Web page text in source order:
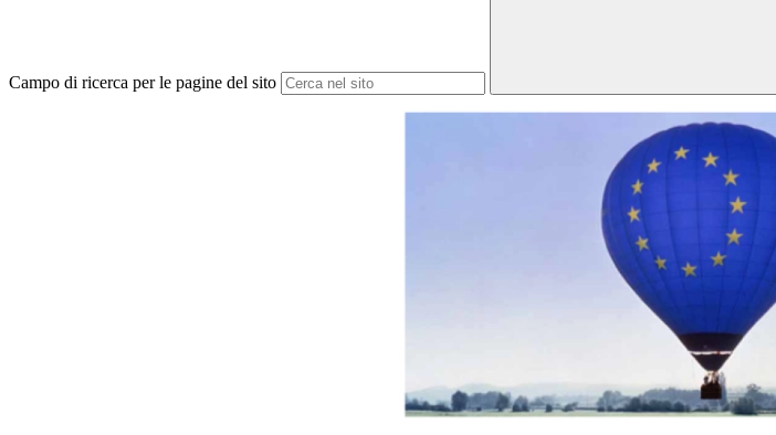
Campo di ricerca per le pagine del sito